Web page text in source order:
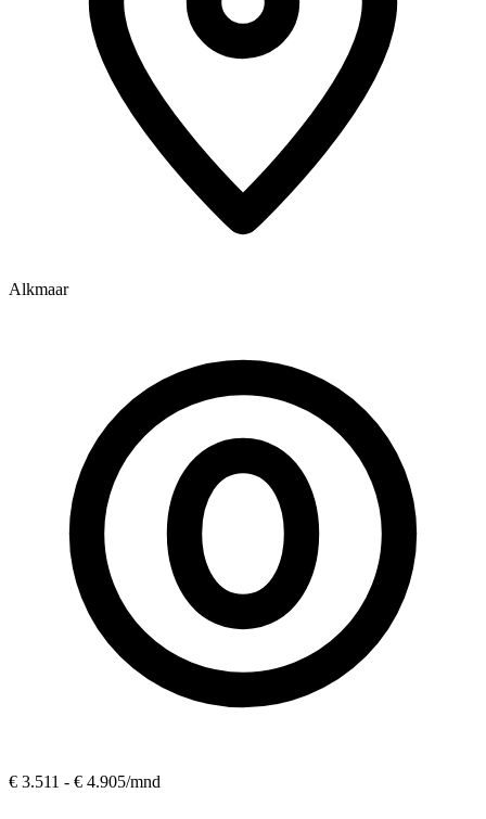
Alkmaar
€ 3.511 - € 4.905/mnd